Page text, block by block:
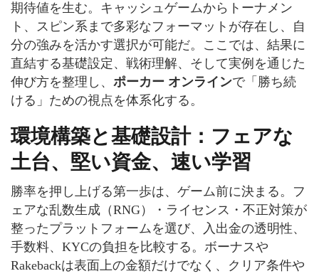
期待値を生む。キャッシュゲームからトーナメン
ト、スピン系まで多彩なフォーマットが存在し、自
分の強みを活かす選択が可能だ。ここでは、結果に
直結する基礎設定、戦術理解、そして実例を通じた
伸び方を整理し、 ポーカー オンラインで「勝ち続
ける」ための視点を体系化する。
環境構築と基礎設計：フェアな
土台、堅い資金、速い学習
勝率を押し上げる第一歩は、ゲーム前に決まる。フ
ェアな乱数生成（RNG）・ライセンス・不正対策が
整ったプラットフォームを選び、入出金の透明性、
手数料、KYCの負担を比較する。ボーナスや
Rakebackは表面上の金額だけでなく、クリア条件や